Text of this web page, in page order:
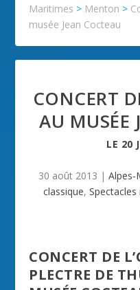
Maritimes > Menton >
musée Jean Cocteau
CONCERT
AU MUSÉE
LE 20
30 août 2013 | Alpes-
classique, Spectacles
CONCERT DE
PLECTRE DE